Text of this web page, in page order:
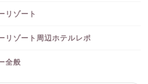
リゾート
リゾート周辺ホテルレポ
全般